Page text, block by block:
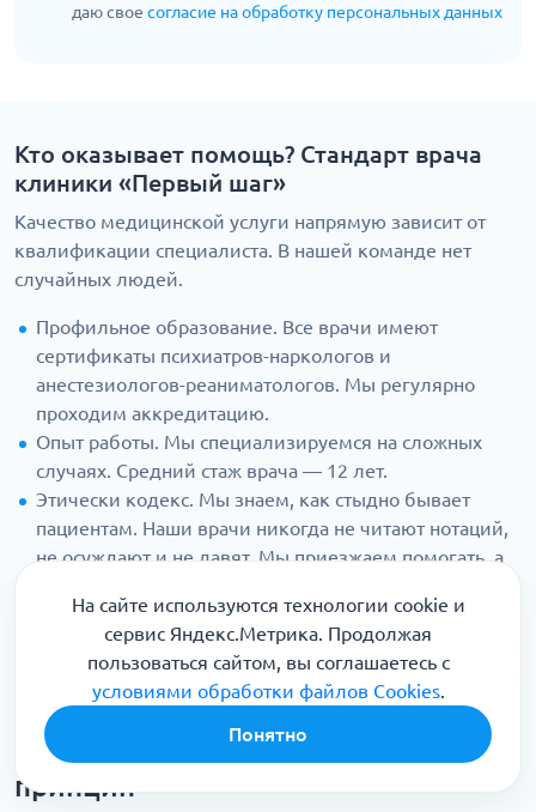
даю свое согласие на обработку персональных данных
Кто оказывает помощь? Стандарт врача
клиники «Первый шаг»
Качество медицинской услуги напрямую зависит от
квалификации специалиста. В нашей команде нет
случайных людей.
Профильное образование. Все врачи имеют
сертификаты психиатров-наркологов и
анестезиологов-реаниматологов. Мы регулярно
проходим аккредитацию.
Опыт работы. Мы специализируемся на сложных
случаях. Средний стаж врача — 12 лет.
Этически кодекс. Мы знаем, как стыдно бывает
пациентам. Наши врачи никогда не читают нотаций,
не осуждают и не давят. Мы приезжаем помогать, а
Оснащение. У каждого доктора с собой укладка,
соответствующая стандартам скорой помощи: от
дефибриллятора до широкого спектра рецептурных
препаратов.
Анонимность — наш главный
принцип
На сайте используются технологии cookie и
сервис Яндекс.Метрика. Продолжая
пользоваться сайтом, вы соглашаетесь с
условиями обработки файлов Cookies.
Понятно